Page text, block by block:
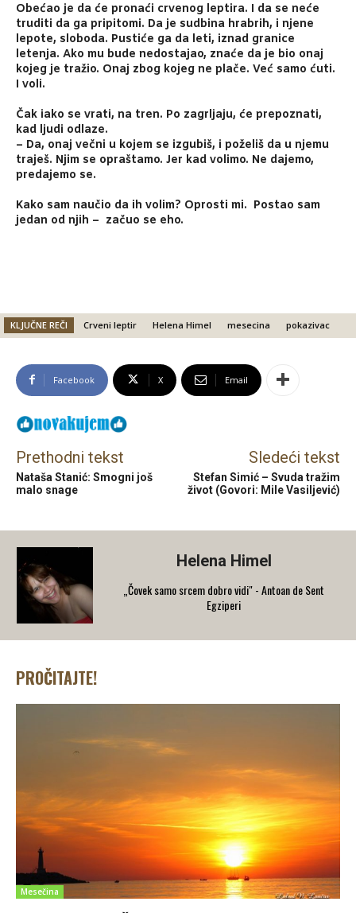
Obećao je da će pronaći crvenog leptira. I da se neće
truditi da ga pripitomi. Da je sudbina hrabrih, i njene
lepote, sloboda. Pustiće ga da leti, iznad granice
letenja. Ako mu bude nedostajao, znaće da je bio onaj
kojeg je tražio. Onaj zbog kojeg ne plače. Već samo ćuti.
I voli.
Čak iako se vrati, na tren. Po zagrljaju, će prepoznati,
kad ljudi odlaze.
– Da, onaj večni u kojem se izgubiš, i poželiš da u njemu
traješ. Njim se opraštamo. Jer kad volimo. Ne dajemo,
predajemo se.
Kako sam naučio da ih volim? Oprosti mi. Postao sam
jedan od njih – začuo se eho.
KLJUČNE REČI Crveni leptir Helena Himel mesecina pokazivac
Facebook X Email
Prethodni tekst
Nataša Stanić: Smogni još
malo snage
Sledeći tekst
Stefan Simić – Svuda tražim
život (Govori: Mile Vasiljević)
Helena Himel
„Čovek samo srcem dobro vidi" - Antoan de Sent
Egziperi
PROČITAJTE!
Mesečina